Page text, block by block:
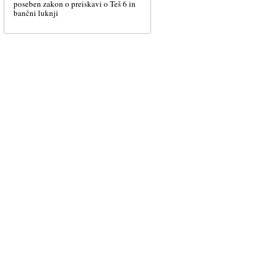
poseben zakon o preiskavi o Teš 6 in
bančni luknji